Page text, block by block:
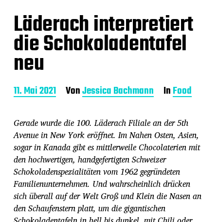
Läderach interpretiert
die Schokoladentafel
neu
B
e
t
r
a
g
s
d
a
t
u
m
11. Mai 2021 VonJessica Bachmann InFood
Gerade wurde die 100. Läderach Filiale an der 5th
Avenue in New York eröffnet. Im Nahen Osten, Asien,
sogar in Kanada gibt es mittlerweile Chocolaterien mit
den hochwertigen, handgefertigten Schweizer
Schokoladenspezialitäten vom 1962 gegründeten
Familienunternehmen. Und wahrscheinlich drücken
sich überall auf der Welt Groß und Klein die Nasen an
den Schaufenstern platt, um die gigantischen